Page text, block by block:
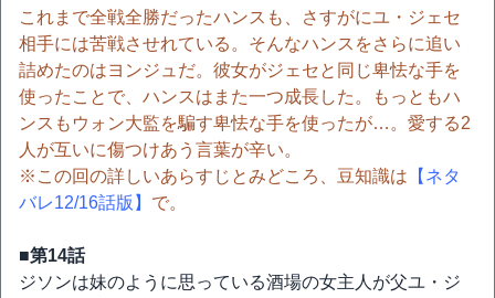
これまで全戦全勝だったハンスも、さすがにユ・ジェセ
相手には苦戦させれている。そんなハンスをさらに追い
詰めたのはヨンジュだ。彼女がジェセと同じ卑怯な手を
使ったことで、ハンスはまた一つ成長した。もっともハ
ンスもウォン大監を騙す卑怯な手を使ったが…。愛する2
人が互いに傷つけあう言葉が辛い。
※この回の詳しいあらすじとみどころ、豆知識は 【ネタ
バレ12/16話版】 で。
■第14話
ジソンは妹のように思っている酒場の女主人が父ユ・ジ